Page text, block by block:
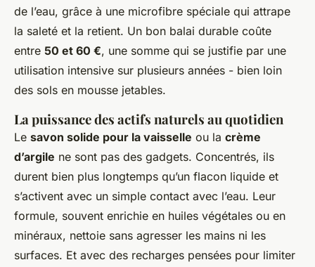
de l’eau, grâce à une microfibre spéciale qui attrape
la saleté et la retient. Un bon balai durable coûte
entre 50 et 60 €, une somme qui se justifie par une
utilisation intensive sur plusieurs années - bien loin
des sols en mousse jetables.
La puissance des actifs naturels au quotidien
Le savon solide pour la vaisselle ou la crème
d’argile ne sont pas des gadgets. Concentrés, ils
durent bien plus longtemps qu’un flacon liquide et
s’activent avec un simple contact avec l’eau. Leur
formule, souvent enrichie en huiles végétales ou en
minéraux, nettoie sans agresser les mains ni les
surfaces. Et avec des recharges pensées pour limiter